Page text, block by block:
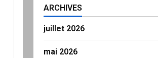
ARCHIVES
juillet 2026
mai 2026